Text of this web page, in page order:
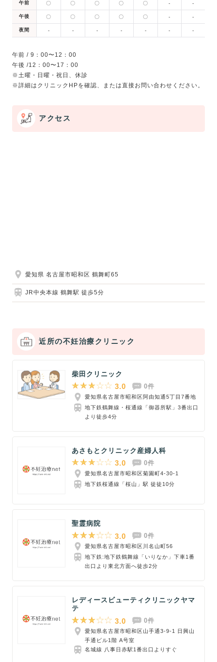
午前 〇 〇 〇 〇 〇 - -
午後 〇 〇 〇 〇 〇 - -
夜間 - - - - - - -
午前 / 9：00〜12：00
午後 /12：00〜17：00
※土曜・日曜・祝日、休診
アクセス
愛知県 名古屋市昭和区 鶴舞町65
JR中央本線 鶴舞駅 徒歩5分
近所の不妊治療クリニック
柴田クリニック
3.0 0件
愛知県名古屋市昭和区阿由知通5丁目7番地
地下鉄鶴舞線・桜通線「御器所駅」3番出口
より徒歩4分
あさもとクリニック産婦人科
3.0 0件
愛知県名古屋市昭和区菊園町4-30-1
地下鉄桜通線「桜山」駅 徒徒10分
聖霊病院
3.0 0件
愛知県名古屋市昭和区川名山町56
地下鉄:地下鉄鶴舞線「いりなか」下車1番
出口より東北方面へ徒歩2分
レディースビューティクリニックヤマ
テ
3.0 0件
愛知県名古屋市昭和区山手通3-9-1 日興山
手通ビル1階 A号室
名城線 八事日赤駅1番出口よりすぐ